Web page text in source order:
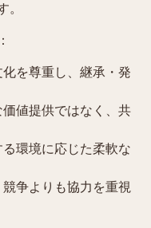
。
：
化を尊重し、継承・発
価値提供ではなく、共
る環境に応じた柔軟な
競争よりも協力を重視